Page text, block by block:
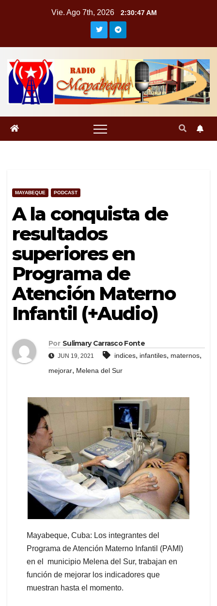
Vie. Ago 7th, 2026 2:30:48 AM
MAYABEQUE PODCAST
A la conquista de
resultados
superiores en
Programa de
Atención Materno
Infantil (+Audio)
Por Sulimary Carrasco Fonte
JUN 19, 2021 indices, infantiles, maternos,
mejorar, Melena del Sur
Mayabeque, Cuba: Los integrantes del
Programa de Atención Materno Infantil (PAMI)
en el municipio Melena del Sur, trabajan en
función de mejorar los indicadores que
muestran hasta el momento.